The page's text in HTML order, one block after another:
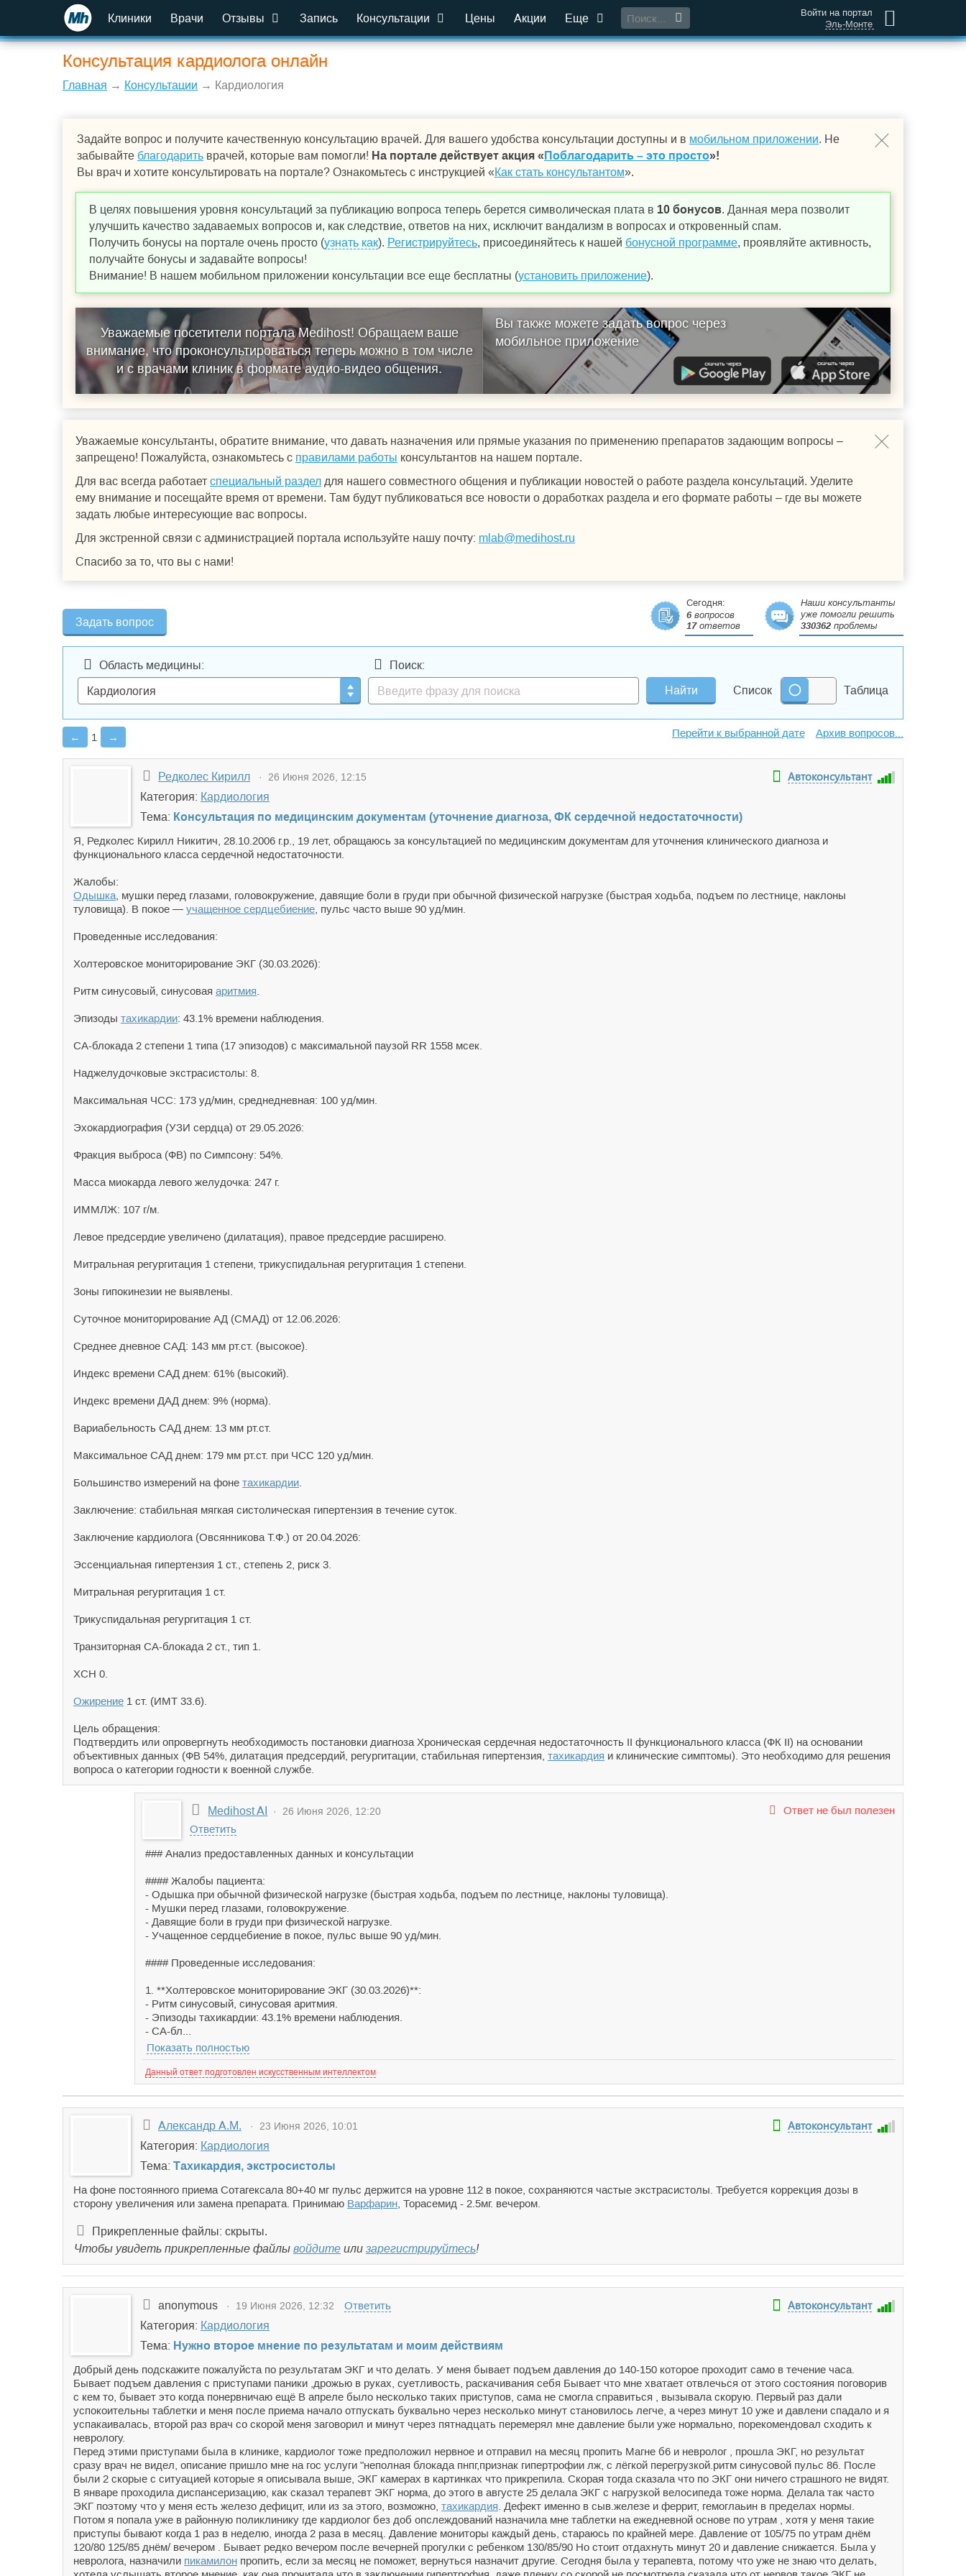
Клиники Врачи Отзывы Запись Консультации Цены Акции Еще
Войти на портал
Эль-Монте
Консультация кардиолога онлайн
Главная → Консультации → Кардиология
Задайте вопрос и получите качественную консультацию врачей. Для вашего удобства консультации доступны и в мобильном приложении. Не
забывайте благодарить врачей, которые вам помогли! На портале действует акция « Поблагодарить – это просто»!
Вы врач и хотите консультировать на портале? Ознакомьтесь с инструкцией «Как стать консультантом».
В целях повышения уровня консультаций за публикацию вопроса теперь берется символическая плата в 10 бонусов. Данная мера позволит
улучшить качество задаваемых вопросов и, как следствие, ответов на них, исключит вандализм в вопросах и откровенный спам.
Получить бонусы на портале очень просто (узнать как). Регистрируйтесь, присоединяйтесь к нашей бонусной программе, проявляйте активность,
получайте бонусы и задавайте вопросы!
Внимание! В нашем мобильном приложении консультации все еще бесплатны (установить приложение).
Уважаемые посетители портала Medihost! Обращаем ваше
внимание, что проконсультироваться теперь можно в том числе
и с врачами клиник в формате аудио-видео общения.
Вы также можете задать вопрос через
мобильное приложение
Уважаемые консультанты, обратите внимание, что давать назначения или прямые указания по применению препаратов задающим вопросы –
запрещено! Пожалуйста, ознакомьтесь с правилами работы консультантов на нашем портале.
Для вас всегда работает специальный раздел для нашего совместного общения и публикации новостей о работе раздела консультаций. Уделите
ему внимание и посещайте время от времени. Там будут публиковаться все новости о доработках раздела и его формате работы – где вы можете
задать любые интересующие вас вопросы.
Для экстренной связи с администрацией портала используйте нашу почту: mlab@medihost.ru
Спасибо за то, что вы с нами!
Задать вопрос
Сегодня:
6вопросов
17ответов
Наши консультанты
уже помогли решить
330362 проблемы
Область медицины: Поиск:
Таблица
Список
← 1 → Архив вопросов...
Редколес Кирилл · 26 Июня 2026, 12:15 Автоконсультант
Категория: Кардиология
Тема: Консультация по медицинским документам (уточнение диагноза, ФК сердечной недостаточности)
Я, Редколес Кирилл Никитич, 28.10.2006 г.р., 19 лет, обращаюсь за консультацией по медицинским документам для уточнения клинического диагноза и
функционального класса сердечной недостаточности.
Жалобы:
Одышка , мушки перед глазами, головокружение, давящие боли в груди при обычной физической нагрузке (быстрая ходьба, подъем по лестнице, наклоны
туловища). В покое — учащенное сердцебиение , пульс часто выше 90 уд/мин.
Проведенные исследования:
Холтеровское мониторирование ЭКГ (30.03.2026):
Ритм синусовый, синусовая аритмия
Эпизоды тахикардии: 43.1% времени наблюдения.
СА-блокада 2 степени 1 типа (17 эпизодов) с максимальной паузой RR 1558 мсек.
Наджелудочковые экстрасистолы: 8.
Максимальная ЧСС: 173 уд/мин, среднедневная: 100 уд/мин.
Эхокардиография (УЗИ сердца) от 29.05.2026:
Фракция выброса (ФВ) по Симпсону: 54%.
Масса миокарда левого желудочка: 247 г.
ИММЛЖ: 107 г/м.
Левое предсердие увеличено (дилатация), правое предсердие расширено.
Митральная регургитация 1 степени, трикуспидальная регургитация 1 степени.
Зоны гипокинезии не выявлены.
Суточное мониторирование АД (СМАД) от 12.06.2026:
Среднее дневное САД: 143 мм рт.ст. (высокое).
Индекс времени САД днем: 61% (высокий).
Индекс времени ДАД днем: 9% (норма).
Вариабельность САД днем: 13 мм рт.ст.
Максимальное САД днем: 179 мм рт.ст. при ЧСС 120 уд/мин.
Большинство измерений на фоне тахикардии
Заключение: стабильная мягкая систолическая гипертензия в течение суток.
Заключение кардиолога (Овсянникова Т.Ф.) от 20.04.2026:
Эссенциальная гипертензия 1 ст., степень 2, риск 3.
Митральная регургитация 1 ст.
Трикуспидальная регургитация 1 ст.
Транзиторная СА-блокада 2 ст., тип 1.
ХСН 0.
Ожирение 1 ст. (ИМТ 33.6).
Цель обращения:
Подтвердить или опровергнуть необходимость постановки диагноза Хроническая сердечная недостаточность II функционального класса (ФК II) на основании
объективных данных (ФВ 54%, дилатация предсердий, регургитации, стабильная гипертензия, тахикардия и клинические симптомы). Это необходимо для решения
вопроса о категории годности к военной службе.
Medihost AI · 26 Июня 2026, 12:20
Ответить
Ответ не был полезен
### Анализ предоставленных данных и консультации
#### Жалобы пациента:
- Одышка при обычной физической нагрузке (быстрая ходьба, подъем по лестнице, наклоны туловища).
- Мушки перед глазами, головокружение.
- Давящие боли в груди при физической нагрузке.
- Учащенное сердцебиение в покое, пульс выше 90 уд/мин.
#### Проведенные исследования:
1. **Холтеровское мониторирование ЭКГ (30.03.2026)**:
- Ритм синусовый, синусовая аритмия.
- Эпизоды тахикардии: 43.1% времени наблюдения.
- СА-бл...
Показать полностью
Данный ответ подготовлен искусственным интеллектом
Александр А.М. · 23 Июня 2026, 10:01 Автоконсультант
Категория: Кардиология
Тема: Тахикардия, экстросистолы
На фоне постоянного приема Сотагексала 80+40 мг пульс держится на уровне 112 в покое, сохраняются частые экстрасистолы. Требуется коррекция дозы в
сторону увеличения или замена препарата. Принимаю Варфарин , Торасемид - 2.5мг. вечером.
Прикрепленные файлы: скрыты.
Чтобы увидеть прикрепленные файлы войдите или зарегистрируйтесь!
anonymous · 19 Июня 2026, 12:32 Ответить Автоконсультант
Категория: Кардиология
Тема: Нужно второе мнение по результатам и моим действиям
Добрый день подскажите пожалуйста по результатам ЭКГ и что делать. У меня бывает подъем давления до 140-150 которое проходит само в течение часа.
Бывает подъем давления с приступами паники ,дрожью в руках, суетливость, раскачивания себя Бывает что мне хватает отвлечься от этого состояния поговорив
с кем то, бывает это когда понервничаю ещё В апреле было несколько таких приступов, сама не смогла справиться , вызывала скорую. Первый раз дали
успокоительны таблетки и меня после приема начало отпускать буквально через несколько минут становилось легче, а через минут 10 уже и давлени спадало и я
успакаивалась, второй раз врач со скорой меня заговорил и минут через пятнадцать перемерял мне давление были уже нормально, порекомендовал сходить к
неврологу.
Перед этими приступами была в клинике, кардиолог тоже предположил нервное и отправил на месяц пропить Магне б6 и невролог , прошла ЭКГ, но результат
сразу врач не видел, описание пришло мне на гос услуги "неполная блокада пнпг,признак гипертрофии лж, с лёгкой перегрузкой.ритм синусовой пульс 86. После
были 2 скорые с ситуацией которые я описывала выше, ЭКГ камерах в картинках что прикрепила. Скорая тогда сказала что по ЭКГ они ничего страшного не видят.
В январе проходила диспансеризацию, как сказал терапевт ЭКГ норма, до этого в августе 25 делала ЭКГ с нагрузкой велосипеда тоже норма. Делала так часто
ЭКГ поэтому что у меня есть железо дефицит, или из за этого, возможно, тахикардия . Дефект именно в сыв.железе и феррит, гемоглаьин в пределах нормы.
Потом я попала уже в районную поликлинику где кардиолог без доб опслеждований назначила мне таблетки на ежедневной основе по утрам , хотя у меня такие
приступы бывают когда 1 раз в неделю, иногда 2 раза в месяц. Давление мониторы каждый день, стараюсь по крайней мере. Давление от 105/75 по утрам днём
120/80 125/85 днём/ вечером . Бывает редко вечером после вечерней прогулки с ребенком 130/85/90 Но стоит отдахнуть минут 20 и давление снижается. Была у
невролога, назначили пикамилон пропить, если за месяц не поможет, вернуться назначит другие. Сегодня была у терапевта, потому что уже не знаю что делать,